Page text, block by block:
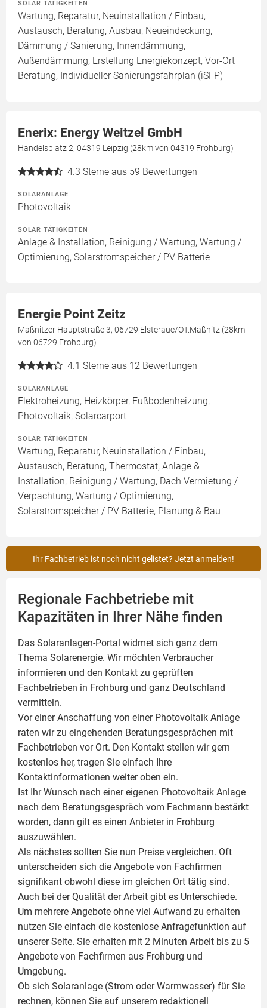
SOLAR TÄTIGKEITEN
Wartung, Reparatur, Neuinstallation / Einbau,
Austausch, Beratung, Ausbau, Neueindeckung,
Dämmung / Sanierung, Innendämmung,
Außendämmung, Erstellung Energiekonzept, Vor-Ort
Beratung, Individueller Sanierungsfahrplan (iSFP)
Enerix: Energy Weitzel GmbH
Handelsplatz 2, 04319 Leipzig (28km von 04319 Frohburg)
4.3 Sterne aus 59 Bewertungen
SOLARANLAGE
Photovoltaik
SOLAR TÄTIGKEITEN
Anlage & Installation, Reinigung / Wartung, Wartung /
Optimierung, Solarstromspeicher / PV Batterie
Energie Point Zeitz
Maßnitzer Hauptstraße 3, 06729 Elsteraue/OT.Maßnitz (28km
von 06729 Frohburg)
4.1 Sterne aus 12 Bewertungen
SOLARANLAGE
Elektroheizung, Heizkörper, Fußbodenheizung,
Photovoltaik, Solarcarport
SOLAR TÄTIGKEITEN
Wartung, Reparatur, Neuinstallation / Einbau,
Austausch, Beratung, Thermostat, Anlage &
Installation, Reinigung / Wartung, Dach Vermietung /
Verpachtung, Wartung / Optimierung,
Solarstromspeicher / PV Batterie, Planung & Bau
Ihr Fachbetrieb ist noch nicht gelistet? Jetzt anmelden!
Regionale Fachbetriebe mit
Kapazitäten in Ihrer Nähe finden
Das Solaranlagen-Portal widmet sich ganz dem
Thema Solarenergie. Wir möchten Verbraucher
informieren und den Kontakt zu geprüften
Fachbetrieben in Frohburg und ganz Deutschland
vermitteln.
Vor einer Anschaffung von einer Photovoltaik Anlage
raten wir zu eingehenden Beratungsgesprächen mit
Fachbetrieben vor Ort. Den Kontakt stellen wir gern
kostenlos her, tragen Sie einfach Ihre
Kontaktinformationen weiter oben ein.
Ist Ihr Wunsch nach einer eigenen Photovoltaik Anlage
nach dem Beratungsgespräch vom Fachmann bestärkt
worden, dann gilt es einen Anbieter in Frohburg
auszuwählen.
Als nächstes sollten Sie nun Preise vergleichen. Oft
unterscheiden sich die Angebote von Fachfirmen
signifikant obwohl diese im gleichen Ort tätig sind.
Auch bei der Qualität der Arbeit gibt es Unterschiede.
Um mehrere Angebote ohne viel Aufwand zu erhalten
nutzen Sie einfach die kostenlose Anfragefunktion auf
unserer Seite. Sie erhalten mit 2 Minuten Arbeit bis zu 5
Angebote von Fachfirmen aus Frohburg und
Umgebung.
Ob sich Solaranlage (Strom oder Warmwasser) für Sie
rechnen, können Sie auf unserem redaktionell